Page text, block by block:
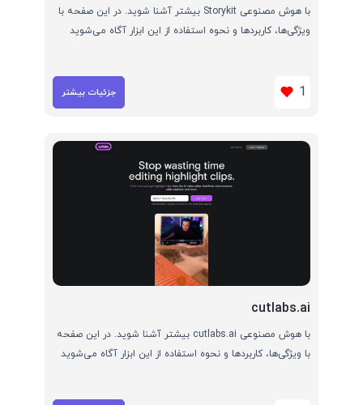
با هوش مصنوعی Storykit بیشتر آشنا شوید. در این صفحه با
ویژگی‌ها، کاربردها و نحوه استفاده از این ابزار آگاه می‌شوید
1 جزئیات بیشتر
cutlabs.ai
با هوش مصنوعی cutlabs.ai بیشتر آشنا شوید. در این صفحه
با ویژگی‌ها، کاربردها و نحوه استفاده از این ابزار آگاه می‌شوید